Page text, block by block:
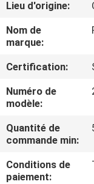
DE
NOUS
VISITE
D'USINE
CONTRÔLE
DE
QUALITÉ
Lieu d'origine:
Nom de
marque:
Certification:
Numéro de
modèle:
Quantité de
commande min:
Conditions de
paiement: